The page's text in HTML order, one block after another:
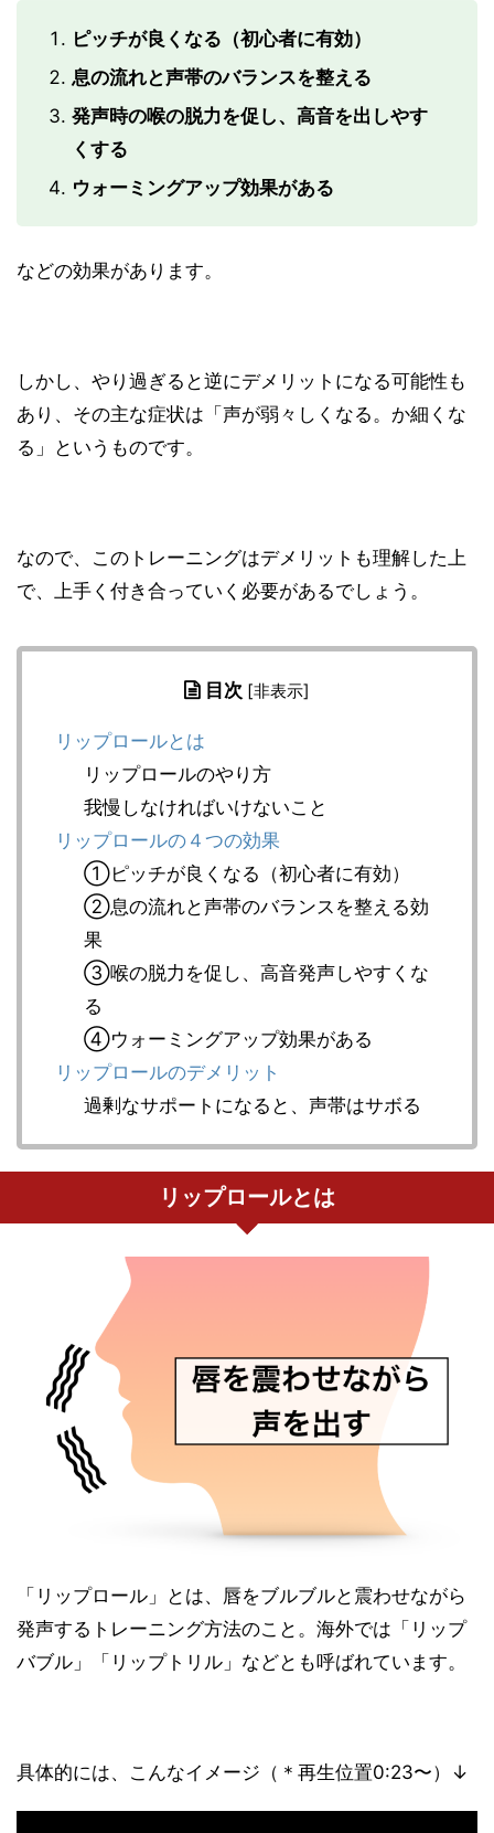
ピッチが良くなる（初心者に有効）
息の流れと声帯のバランスを整える
発声時の喉の脱力を促し、高音を出しやす
くする
ウォーミングアップ効果がある
などの効果があります。
しかし、やり過ぎると逆にデメリットになる可能性も
あり、その主な症状は「声が弱々しくなる。か細くな
る」というものです。
なので、このトレーニングはデメリットも理解した上
で、上手く付き合っていく必要があるでしょう。
目次 [非表示]
リップロールとは
リップロールのやり方
我慢しなければいけないこと
リップロールの４つの効果
①ピッチが良くなる（初心者に有効）
②息の流れと声帯のバランスを整える効
果
③喉の脱力を促し、高音発声しやすくな
る
④ウォーミングアップ効果がある
リップロールのデメリット
過剰なサポートになると、声帯はサボる
リップロールとは
「リップロール」とは、唇をブルブルと震わせながら
発声するトレーニング方法のこと。海外では「リップ
バブル」「リップトリル」などとも呼ばれています。
具体的には、こんなイメージ（＊再生位置0:23〜）↓